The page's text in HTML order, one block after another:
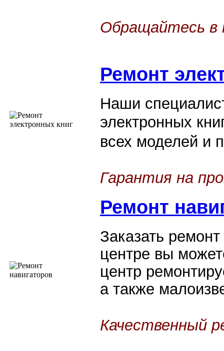
Обращайтесь в
Ремонт
Наши
электронных
всех моделей и
Гарантия на
Ремонт
Заказать
центре вы
центр
а также
Качественный